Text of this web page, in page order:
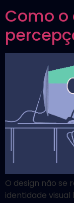
Como
O design não se
identidade